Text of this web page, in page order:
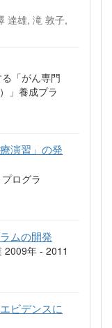
達雄, 滝 敦子,
「がん専門
」養成プラ
演習」の発
ログラ
ムの開発
2009年 - 2011
ビデンスに